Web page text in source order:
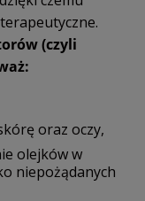
(czyli
oraz oczy,
olejków w
niepożądanych